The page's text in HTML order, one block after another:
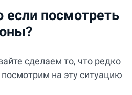
если посмотреть
сделаем то, что редко
на эту ситуацию